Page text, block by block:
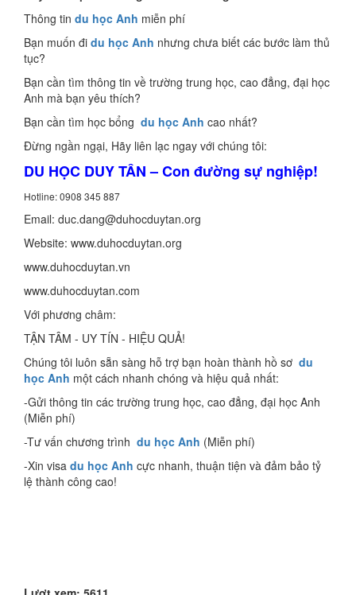
Thông tin du học Anh miễn phí
Bạn muốn đi du học Anh nhưng chưa biết các bước làm thủ
tục?
Bạn cần tìm thông tin về trường trung học, cao đẳng, đại học
Anh mà bạn yêu thích?
Bạn cần tìm học bổng du học Anh cao nhất?
Đừng ngần ngại, Hãy liên lạc ngay với chúng tôi:
DU HỌC DUY TÂN – Con đường sự nghiệp!
Hotline: 0908 345 887
Email: duc.dang@duhocduytan.org
Website: www.duhocduytan.org
www.duhocduytan.vn
www.duhocduytan.com
Với phương châm:
TẬN TÂM - UY TÍN - HIỆU QUẢ!
Chúng tôi luôn sẵn sàng hỗ trợ bạn hoàn thành hồ sơ du
học Anh một cách nhanh chóng và hiệu quả nhất:
-Gửi thông tin các trường trung học, cao đẳng, đại học Anh
(Miễn phí)
-Tư vấn chương trình du học Anh (Miễn phí)
-Xin visa du học Anh cực nhanh, thuận tiện và đảm bảo tỷ
lệ thành công cao!